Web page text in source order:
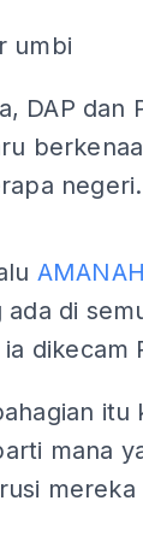
umbi
DAP dan
negeri.
ada di
dikecam
itu
mana
mereka